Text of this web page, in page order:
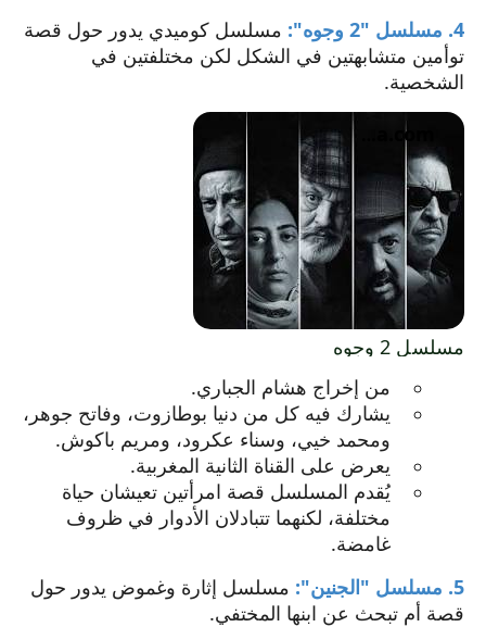
4. مسلسل "2 وجوه":
مسلسل كوميدي يدور حول قصة
توأمين متشابهتين في الشكل لكن مختلفتين في
الشخصية.
في
نافذة
جديدة.
مسلسل 2 وجوه
من إخراج هشام الجباري.
يشارك فيه كل من دنيا بوطازوت، وفاتح جوهر،
ومحمد خيي، وسناء عكرود، ومريم باكوش.
يعرض على القناة الثانية المغربية.
يُقدم المسلسل قصة امرأتين تعيشان حياة
مختلفة، لكنهما تتبادلان الأدوار في ظروف
غامضة.
5. مسلسل "الجنين":
مسلسل إثارة وغموض يدور حول
قصة أم تبحث عن ابنها المختفي.